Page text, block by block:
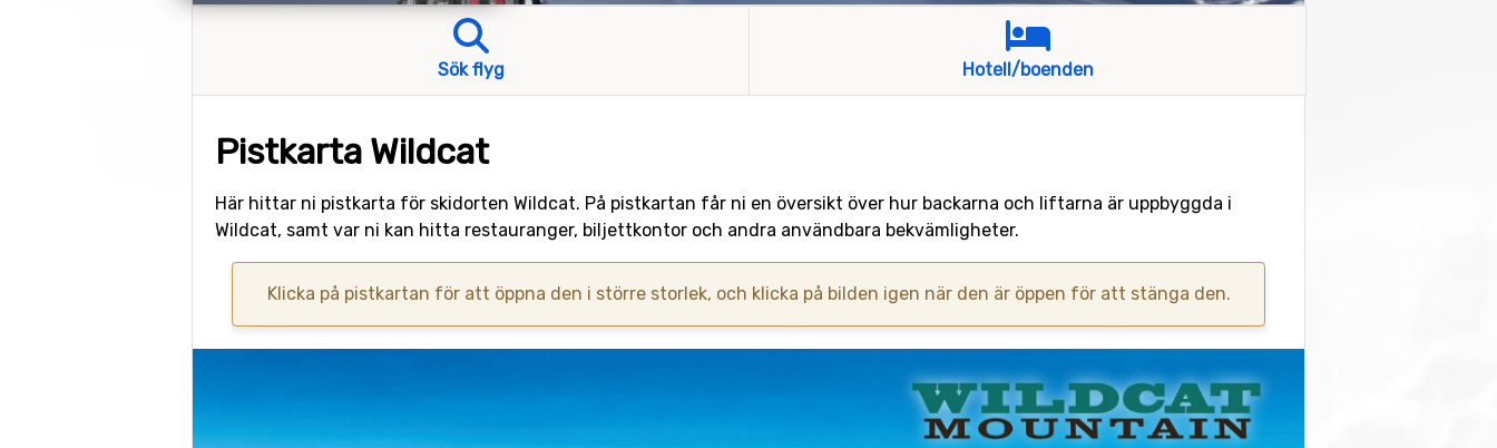
Sök flyg Hotell/boenden
Pistkarta Wildcat
Här hittar ni pistkarta för skidorten Wildcat. På pistkartan får ni en översikt över hur backarna och liftarna är uppbyggda i
Wildcat, samt var ni kan hitta restauranger, biljettkontor och andra användbara bekvämligheter.
Klicka på pistkartan för att öppna den i större storlek, och klicka på bilden igen när den är öppen för att stänga den.